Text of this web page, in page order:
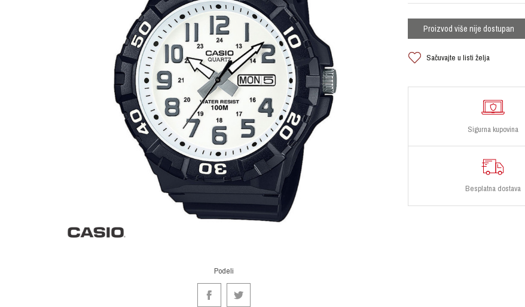
Podeli
Proizvod više nije dostupan
Sačuvajte u listi želja
Sigurna kupovina
Besplatna dostava